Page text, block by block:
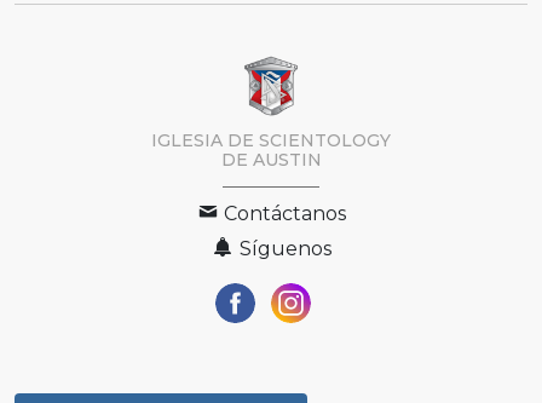
IGLESIA DE SCIENTOLOGY
DE AUSTIN
Contáctanos
Síguenos